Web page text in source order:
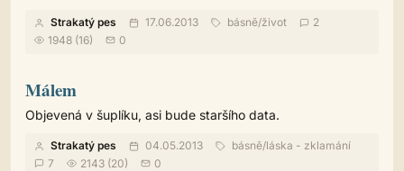
Strakatý pes 17.06.2013 básně/život
2
1948 (16)
0
Málem
Objevená v šuplíku, asi bude staršího data.
Strakatý pes 04.05.2013 básně/láska - zklamání
7
2143 (20) 0